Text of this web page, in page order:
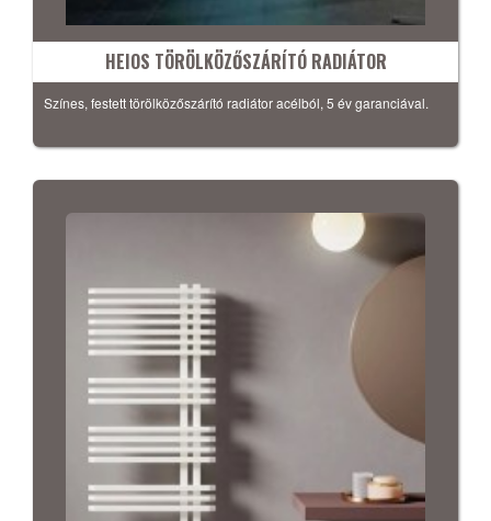
HEIOS TÖRÖLKÖZŐSZÁRÍTÓ RADIÁTOR
Színes, festett törölközőszárító radiátor acélból, 5 év garanciával.